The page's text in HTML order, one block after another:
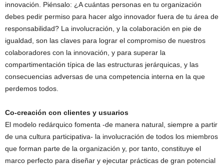
innovación. Piénsalo: ¿A cuántas personas en tu organización
debes pedir permiso para hacer algo innovador fuera de tu área de
responsabilidad? La involucración, y la colaboración en pie de
igualdad, son las claves para lograr el compromiso de nuestros
colaboradores con la innovación, y para superar la
compartimentación típica de las estructuras jerárquicas, y las
consecuencias adversas de una competencia interna en la que
perdemos todos.
Co-creación con clientes y usuarios
El modelo redárquico fomenta -de manera natural, siempre a partir
de una cultura participativa- la involucración de todos los miembros
que forman parte de la organización y, por tanto, constituye el
marco perfecto para diseñar y ejecutar prácticas de gran potencial